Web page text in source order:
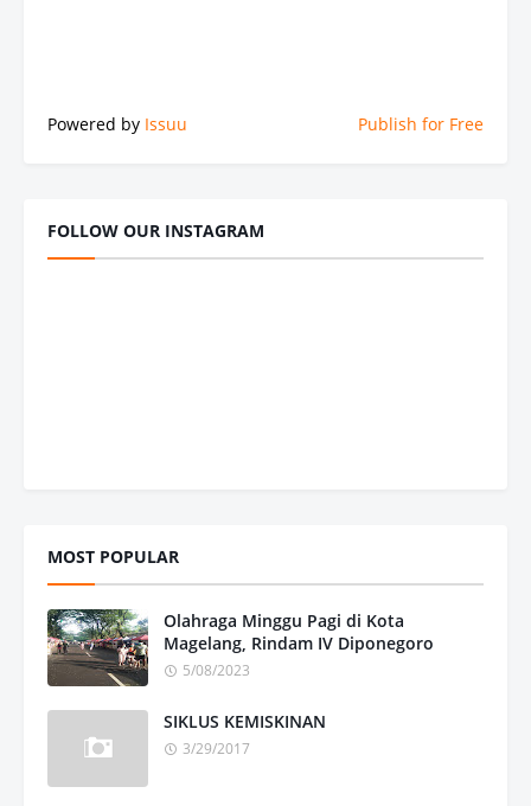
Powered by Issuu Publish for Free
FOLLOW OUR INSTAGRAM
MOST POPULAR
Olahraga Minggu Pagi di Kota
Magelang, Rindam IV Diponegoro
5/08/2023
SIKLUS KEMISKINAN
3/29/2017